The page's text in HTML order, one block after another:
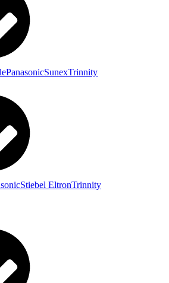
PanasonicSunexTrinnity
Stiebel EltronTrinnity